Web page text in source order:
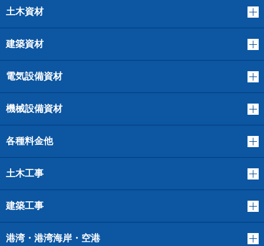
土木資材
建築資材
電気設備資材
機械設備資材
各種料金他
土木工事
建築工事
港湾・港湾海岸・空港